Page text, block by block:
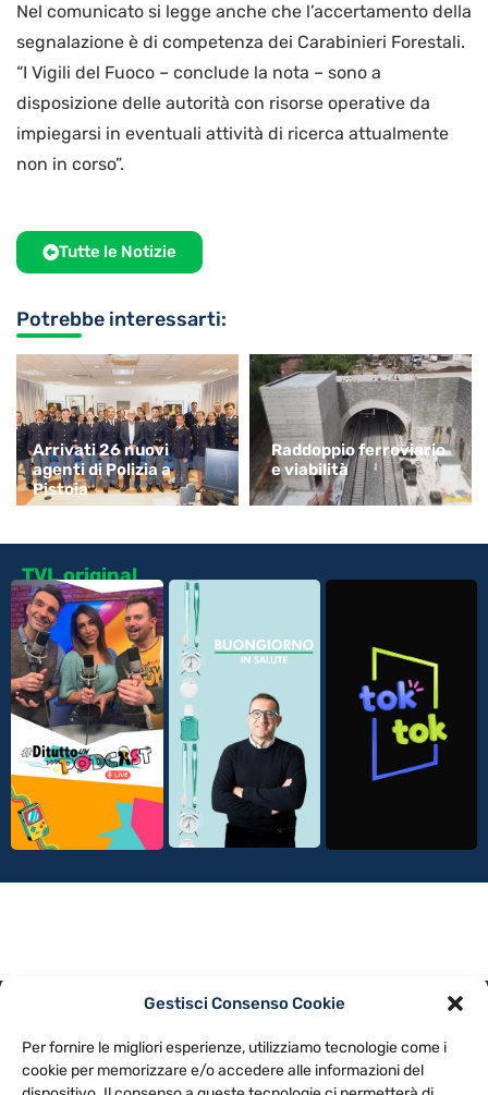
Gestisci Consenso Cookie
Per fornire le migliori esperienze, utilizziamo tecnologie come i
cookie per memorizzare e/o accedere alle informazioni del
Nel comunicato si legge anche che l’accertamento della
segnalazione è di competenza dei Carabinieri Forestali.
“I Vigili del Fuoco – conclude la nota – sono a
disposizione delle autorità con risorse operative da
impiegarsi in eventuali attività di ricerca attualmente
non in corso”.
Tutte le Notizie
Potrebbe interessarti:
Arrivati 26 nuovi
agenti di Polizia a
Pistoia
Raddoppio ferroviario
e viabilità
TVL original
NOTE LEGALI
CONTATTACI PREFERENZE